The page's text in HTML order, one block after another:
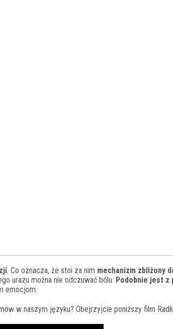
. Co oznacza, że stoi za nim mechanizm zbliżony
urazu można nie odczuwać bólu. Podobnie jest z
emocjom.
w naszym języku? Obejrzyjcie poniższy film